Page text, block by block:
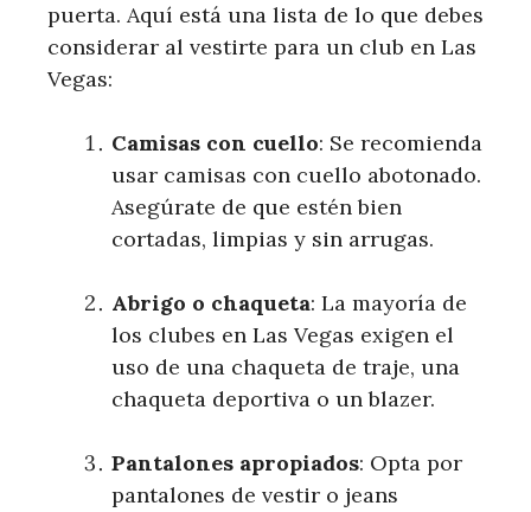
puerta. Aquí está ⁣una lista de lo que⁤ debes
​considerar al vestirte para un​ club en ​Las
Vegas:
Camisas con cuello: Se‍ recomienda
usar camisas con ⁣cuello​ abotonado.
Asegúrate de que estén bien
cortadas, limpias y sin arrugas.
Abrigo o chaqueta: La mayoría de
los clubes en Las Vegas exigen el
uso de una chaqueta de traje, una
chaqueta deportiva o un blazer.
Pantalones apropiados: ‌Opta ​por
‌pantalones de vestir o jeans